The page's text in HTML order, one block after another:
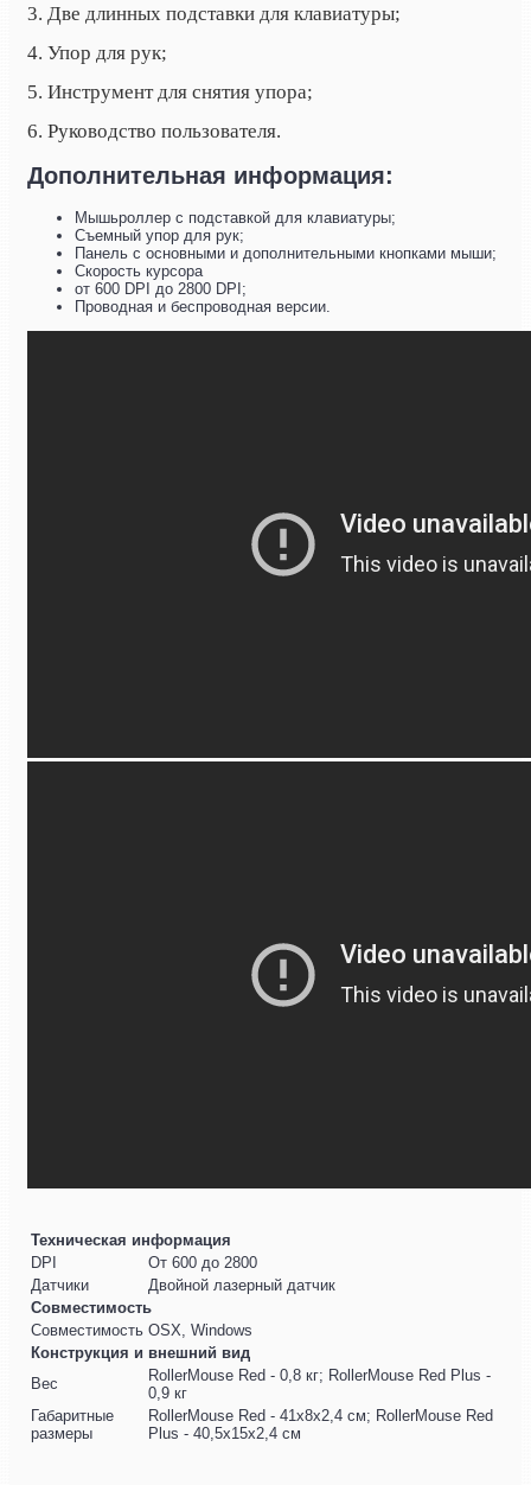
3. Две длинных подставки для клавиатуры;
4. Упор для рук;
5. Инструмент для снятия упора;
6. Руководство пользователя.
Дополнительная информация:
Мышьроллер с подставкой для клавиатуры;
Съемный упор для рук;
Панель с основными и дополнительными кнопками мыши;
Скорость курсора
от 600 DPI до 2800 DPI;
Проводная и беспроводная версии.
Техническая информация
DPI
От 600 до 2800
Датчики
Двойной лазерный датчик
Совместимость
Совместимость OSX, Windows
Конструкция и внешний вид
Вес
RollerMouse Red - 0,8 кг; RollerMouse Red Plus -
0,9 кг
Габаритные
размеры
RollerMouse Red - 41x8x2,4 см; RollerMouse Red
Plus - 40,5x15x2,4 см